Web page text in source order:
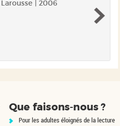
| 2006
Que faisons-nous ?
Pour les adultes éloignés de la lecture